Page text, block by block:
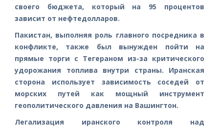
своего бюджета, который на 95 процентов
зависит от нефтедолларов.
Пакистан, выполняя роль главного посредника в
конфликте, также был вынужден пойти на
прямые торги с Тегераном из-за критического
удорожания топлива внутри страны. Иранская
сторона использует зависимость соседей от
морских путей как мощный инструмент
геополитического давления на Вашингтон.
Легализация иранского контроля над